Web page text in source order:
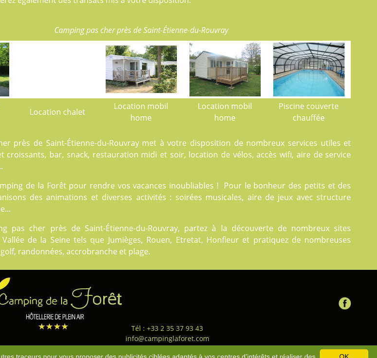
Camping pas cher près de Saint-Étienne-du-Rouvray
Location chalet
Location mobil
home
Location mobil
home
Piscine couverte
chauffée
près de Saint-Étienne-du-Rouvray met à votre disposition de nombreux services utiles et
croissants, bar, snack, restauration midi et soir, location de vélos, accès wifi, aire de service
de la Forêtpour rendre vos vacances inoubliables ! Pour le bonheur des petits et des
des animations et diverses activités : soirées musicales, aire de jeux avec structure
pas cher près de Saint-Étienne-du-Rouvray, partez à la découverte de nombreux sites
de la Seine tels que Jumièges, Rouen, Etretat, Honfleur et pratiquez de nombreuses
randonnées, accrobranche et plage.
Tél : +33 2 35 37 93 43
info@campinglaforet.com
- Téléchargement-Politique de confidentialité-condition générale de vente -Bons